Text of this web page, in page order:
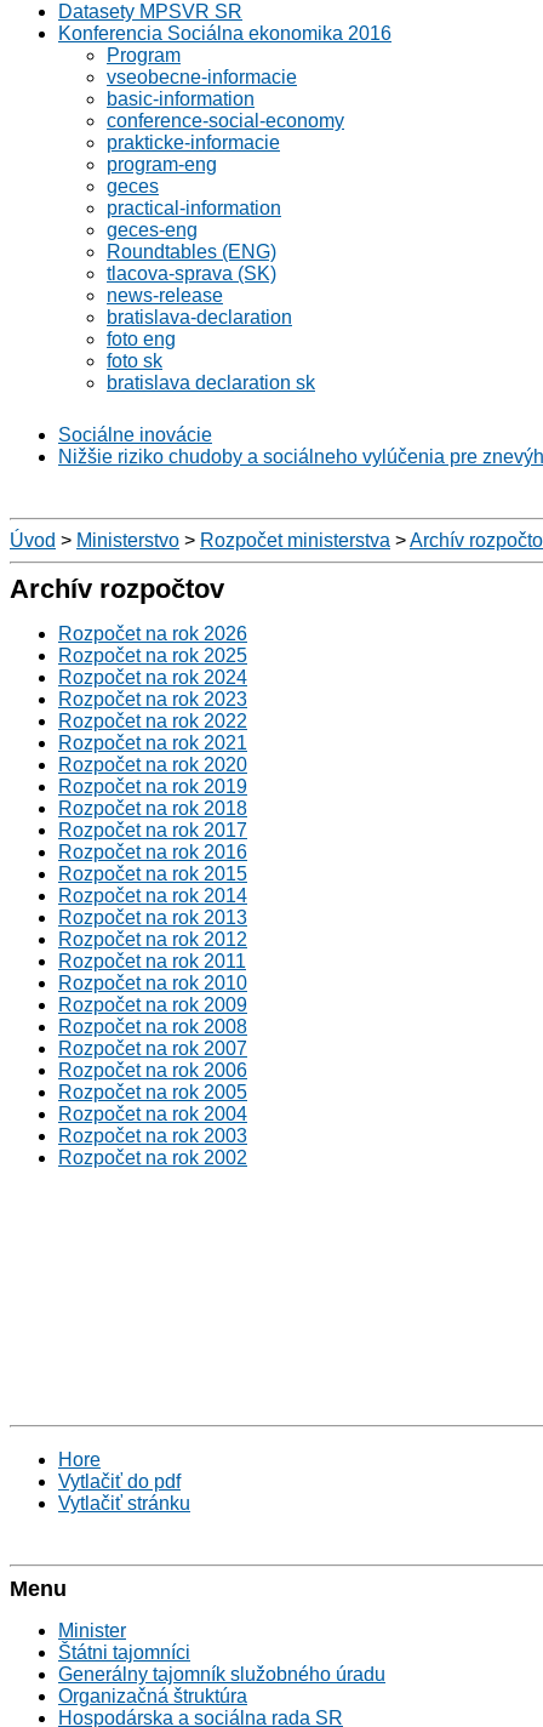
Datasety MPSVR SR
Konferencia Sociálna ekonomika 2016
Program
vseobecne-informacie
basic-information
conference-social-economy
prakticke-informacie
program-eng
geces
practical-information
geces-eng
Roundtables (ENG)
tlacova-sprava (SK)
news-release
bratislava-declaration
foto eng
foto sk
bratislava declaration sk
Sociálne inovácie
Nižšie riziko chudoby a sociálneho vylúčenia pre
Úvod > Ministerstvo > Rozpočet ministerstva >Archív
Archív rozpočtov
Rozpočet na rok 2026
Rozpočet na rok 2025
Rozpočet na rok 2024
Rozpočet na rok 2023
Rozpočet na rok 2022
Rozpočet na rok 2021
Rozpočet na rok 2020
Rozpočet na rok 2019
Rozpočet na rok 2018
Rozpočet na rok 2017
Rozpočet na rok 2016
Rozpočet na rok 2015
Rozpočet na rok 2014
Rozpočet na rok 2013
Rozpočet na rok 2012
Rozpočet na rok 2011
Rozpočet na rok 2010
Rozpočet na rok 2009
Rozpočet na rok 2008
Rozpočet na rok 2007
Rozpočet na rok 2006
Rozpočet na rok 2005
Rozpočet na rok 2004
Rozpočet na rok 2003
Rozpočet na rok 2002
Hore
Vytlačiť do pdf
Vytlačiť stránku
Menu
Minister
Štátni tajomníci
Generálny tajomník služobného úradu
Organizačná štruktúra
Hospodárska a sociálna rada SR